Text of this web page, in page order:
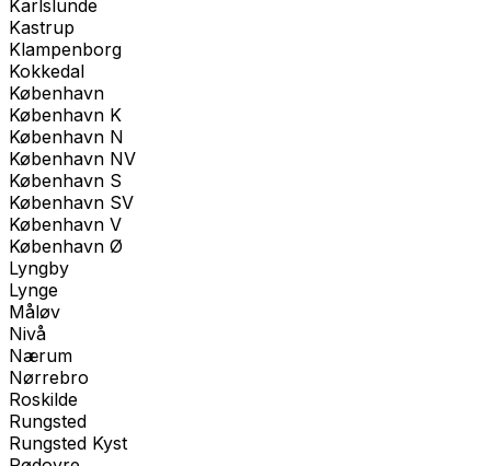
Karlslunde
Kastrup
Klampenborg
Kokkedal
København
København K
København N
København NV
København S
København SV
København V
København Ø
Lyngby
Lynge
Måløv
Nivå
Nærum
Nørrebro
Roskilde
Rungsted
Rungsted Kyst